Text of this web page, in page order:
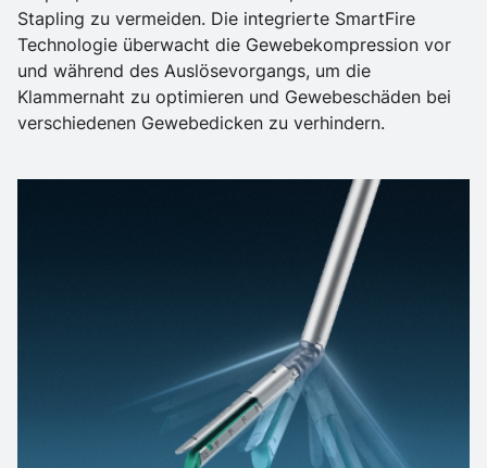
Stapling zu vermeiden. Die integrierte SmartFire
Technologie überwacht die Gewebekompression vor
und während des Auslösevorgangs, um die
Klammernaht zu optimieren und Gewebeschäden bei
verschiedenen Gewebedicken zu verhindern.